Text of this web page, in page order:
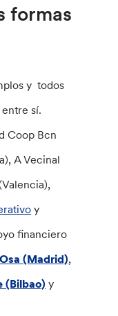
formas
y todos
sí.
Coop Bcn
A Vecinal
y
financiero
(Madrid),
(Bilbao) y